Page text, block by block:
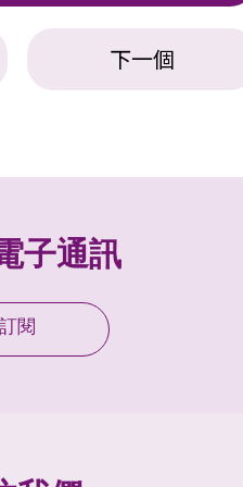
下一個
子通訊
訂閱